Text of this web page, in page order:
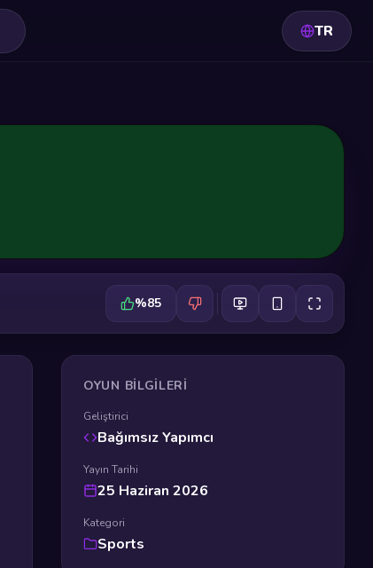
TR
%85
OYUN BILGILERI
Geliştirici
Bağımsız Yapımcı
Yayın Tarihi
25 Haziran 2026
Kategori
Sports